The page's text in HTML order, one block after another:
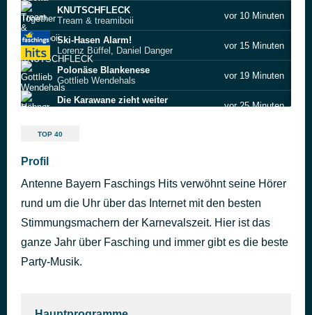
KNUTSCHFLECK
Tream & treamiboii
vor 10 Minuten
Ski-Hasen Alarm!
Lorenz Büffel, Daniel Danger
vor 15 Minuten
Polonäse Blankenese
Gottlieb Wendehals
vor 19 Minuten
Die Karawane zieht weiter
vor 25 Minuten
Die Nacht von Freitag auf Montag
Ich mag Jungs
Lisa Maren
Wo ist meine Mama
Mickie Krause
vor 44 Minuten
TOP 40
Profil
Antenne Bayern Faschings Hits verwöhnt seine Hörer
rund um die Uhr über das Internet mit den besten
Stimmungsmachern der Karnevalszeit. Hier ist das
ganze Jahr über Fasching und immer gibt es die beste
Party-Musik.